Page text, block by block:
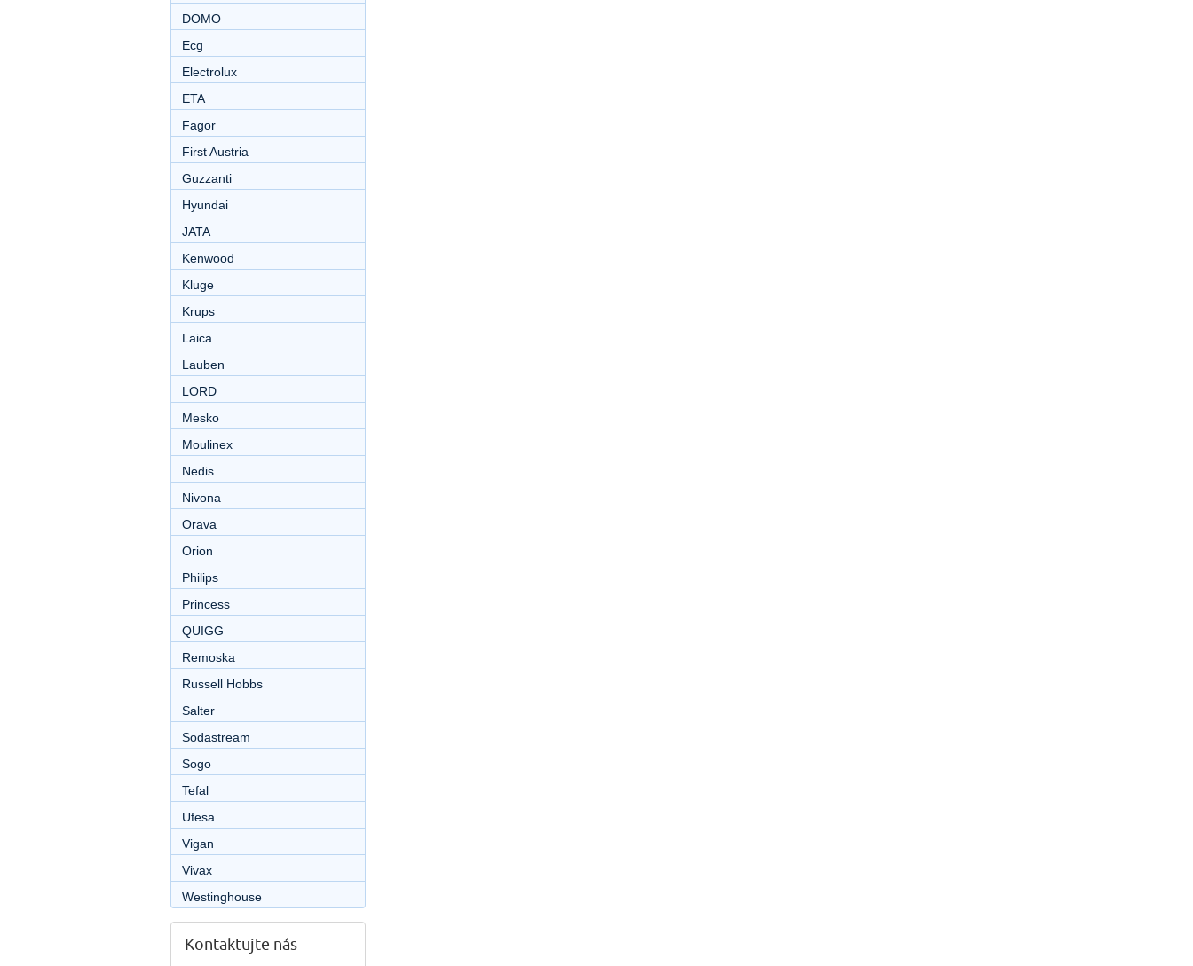
DOMO
Ecg
Electrolux
ETA
Fagor
First Austria
Guzzanti
Hyundai
JATA
Kenwood
Kluge
Krups
Laica
Lauben
LORD
Mesko
Moulinex
Nedis
Nivona
Orava
Orion
Philips
Princess
QUIGG
Remoska
Russell Hobbs
Salter
Sodastream
Sogo
Tefal
Ufesa
Vigan
Vivax
Westinghouse
Kontaktujte nás